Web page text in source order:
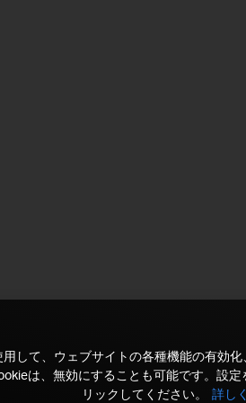
して、ウェブサイトの各種機能の有効
は、無効にすることも可能です。設
リックしてください。
詳し